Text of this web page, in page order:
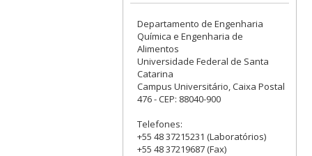
Departamento de Engenharia
Química e Engenharia de
Alimentos
Universidade Federal de Santa
Catarina
Campus Universitário, Caixa Postal
476 - CEP: 88040-900
Telefones:
+55 48 37215231 (Laboratórios)
+55 48 37219687 (Fax)